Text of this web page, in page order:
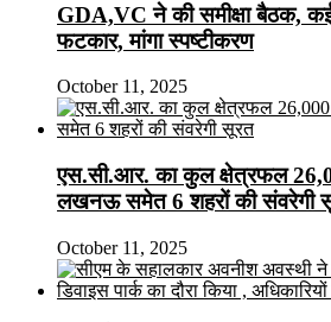
GDA,VC ने की समीक्षा बैठक, कई
फटकार, मांगा स्पष्टीकरण
October 11, 2025
एस.सी.आर. का कुल क्षेत्रफल
लखनऊ समेत 6 शहरों की संवरेगी
October 11, 2025